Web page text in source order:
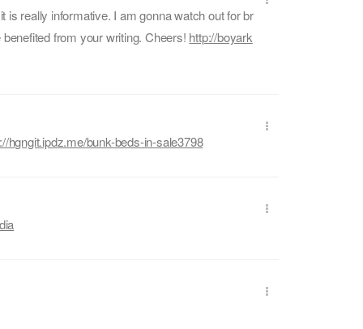
is really informative. I am gonna watch out for br
from your writing. Cheers! http://boyark
hgngit.ipdz.me/bunk-beds-in-sale3798